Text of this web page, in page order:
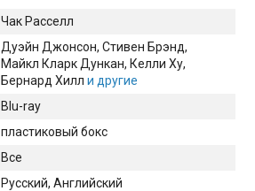
Чак Расселл
Дуэйн Джонсон, Стивен Брэнд,
Майкл Кларк Дункан, Келли Ху,
Бернард Хилл и другие
Blu-ray
пластиковый бокс
Все
Русский, Английский